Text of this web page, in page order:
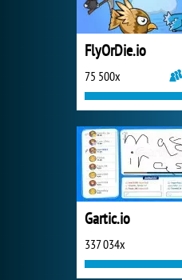
FlyOrDie.io
75 500x
Gartic.io
337 034x